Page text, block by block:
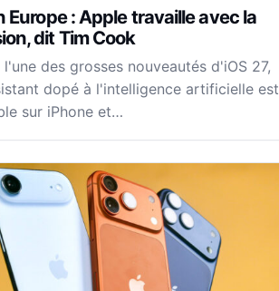
Europe : Apple travaille avec la
dit Tim Cook
l'une des grosses nouveautés d'iOS 27,
dopé à l'intelligence artificielle est
sur iPhone et…